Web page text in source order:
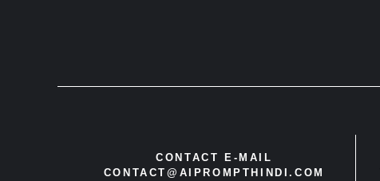
CONTACT E-MAIL
CONTACT@AIPROMPTHINDI.COM